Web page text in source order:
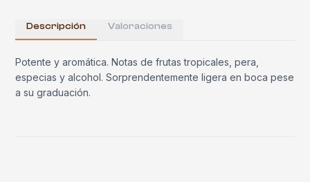
Descripción Valoraciones
Potente y aromática. Notas de frutas tropicales, pera,
especias y alcohol. Sorprendentemente ligera en boca pese
a su graduación.